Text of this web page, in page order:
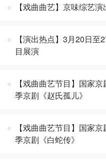
【戏曲曲艺】京味综艺演
【演出热点】3月20日
目展演
【戏曲曲艺节目】国家
季京剧《赵氏孤儿》
【戏曲曲艺节目】国家
季京剧《白蛇传》